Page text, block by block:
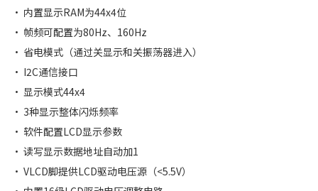
• 内置显示RAM为44x4位
• 帧频可配置为80Hz、160Hz
• 省电模式（通过关显示和关振荡器进入）
• I2C通信接口
• 显示模式44x4
• 3种显示整体闪烁频率
• 软件配置LCD显示参数
• 读写显示数据地址自动加1
• VLCD脚提供LCD驱动电压源（<5.5V）